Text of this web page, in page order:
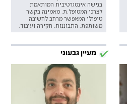
בגישה אינטגרטיבית המותאמת
לצרכי המטופל.ת. מאמינה בקשר
טיפולי המאפשר מרחב לחשיבה
משותפת, התבוננות, חקירה ועיבוד.
מעיין גבעוני